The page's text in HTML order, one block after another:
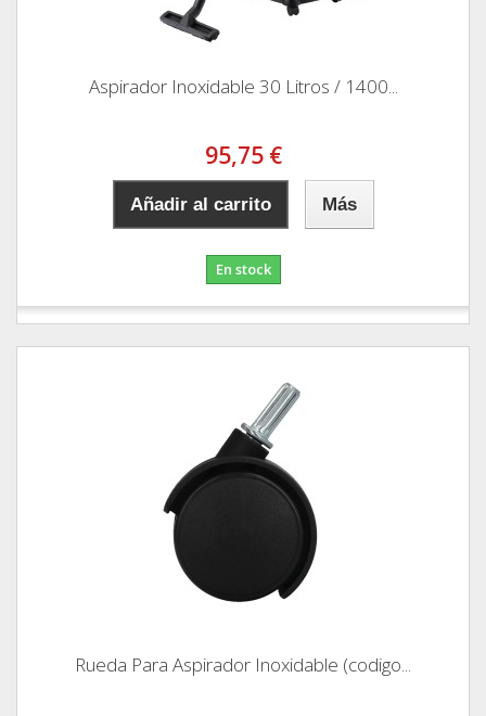
Aspirador Inoxidable 30 Litros / 1400...
95,75 €
Añadir al carrito Más
En stock
Rueda Para Aspirador Inoxidable (codigo...